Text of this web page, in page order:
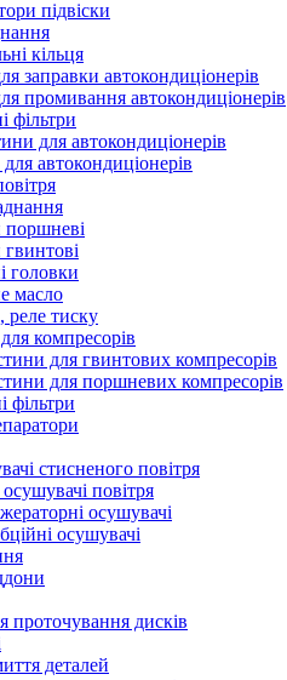
підвіски
кільця
заправки автокондиціонерів
промивання автокондиціонерів
фільтри
для автокондиціонерів
автокондиціонерів
головки
масло
реле тиску
компресорів
для гвинтових компресорів
для поршневих компресорів
фільтри
стисненого повітря
повітря
осушувачі
осушувачі
проточування дисків
деталей